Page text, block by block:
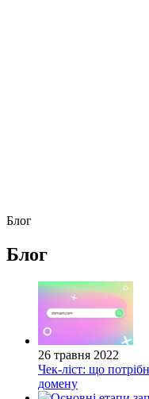
Блог
Блог
26 травня 2022
Чек-ліст: що
домену